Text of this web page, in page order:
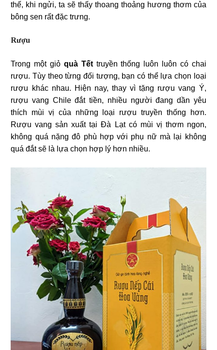
thế, khi ngửi, ta sẽ thấy thoang thoảng hương thơm của
bông sen rất đặc trưng.
Rượu
Trong một giỏ quà Tếttruyền thống luôn luôn có chai
rượu. Tùy theo từng đối tượng, bạn có thể lựa chọn loại
rượu khác nhau. Hiện nay, thay vì tặng rượu vang Ý,
rượu vang Chile đắt tiền, nhiều người đang dần yêu
thích mùi vị của những loại rượu truyền thống hơn.
Rượu vang sản xuất tại Đà Lạt có mùi vị thơm ngon,
không quá nặng đô phù hợp với phụ nữ mà lại không
quá đắt sẽ là lựa chọn hợp lý hơn nhiều.